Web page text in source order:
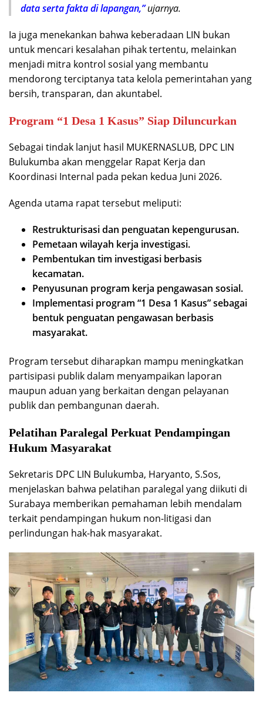
data serta fakta di lapangan,” ujarnya.
Ia juga menekankan bahwa keberadaan LIN bukan
untuk mencari kesalahan pihak tertentu, melainkan
menjadi mitra kontrol sosial yang membantu
mendorong terciptanya tata kelola pemerintahan yang
bersih, transparan, dan akuntabel.
Program “1 Desa 1 Kasus” Siap Diluncurkan
Sebagai tindak lanjut hasil MUKERNASLUB, DPC LIN
Bulukumba akan menggelar Rapat Kerja dan
Koordinasi Internal pada pekan kedua Juni 2026.
Agenda utama rapat tersebut meliputi:
Restrukturisasi dan penguatan kepengurusan.
Pemetaan wilayah kerja investigasi.
Pembentukan tim investigasi berbasis
kecamatan.
Penyusunan program kerja pengawasan sosial.
Implementasi program “1 Desa 1 Kasus” sebagai
bentuk penguatan pengawasan berbasis
masyarakat.
Program tersebut diharapkan mampu meningkatkan
partisipasi publik dalam menyampaikan laporan
maupun aduan yang berkaitan dengan pelayanan
publik dan pembangunan daerah.
Pelatihan Paralegal Perkuat Pendampingan
Hukum Masyarakat
Sekretaris DPC LIN Bulukumba, Haryanto, S.Sos,
menjelaskan bahwa pelatihan paralegal yang diikuti di
Surabaya memberikan pemahaman lebih mendalam
terkait pendampingan hukum non-litigasi dan
perlindungan hak-hak masyarakat.